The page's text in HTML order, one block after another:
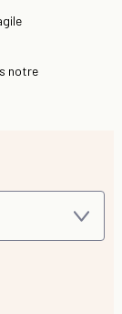
notre